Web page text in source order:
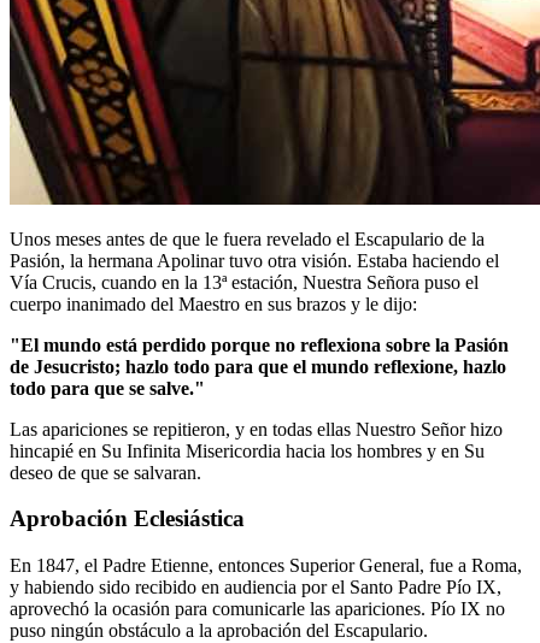
Unos meses antes de que le fuera revelado el Escapulario de la
Pasión, la hermana Apolinar tuvo otra visión. Estaba haciendo el
Vía Crucis, cuando en la 13ª estación, Nuestra Señora puso el
cuerpo inanimado del Maestro en sus brazos y le dijo:
"El mundo está perdido porque no reflexiona sobre la Pasión
de Jesucristo; hazlo todo para que el mundo reflexione, hazlo
todo para que se salve."
Las apariciones se repitieron, y en todas ellas Nuestro Señor hizo
hincapié en Su Infinita Misericordia hacia los hombres y en Su
deseo de que se salvaran.
Aprobación Eclesiástica
En 1847, el Padre Etienne, entonces Superior General, fue a Roma,
y habiendo sido recibido en audiencia por el Santo Padre Pío IX,
aprovechó la ocasión para comunicarle las apariciones. Pío IX no
puso ningún obstáculo a la aprobación del Escapulario.